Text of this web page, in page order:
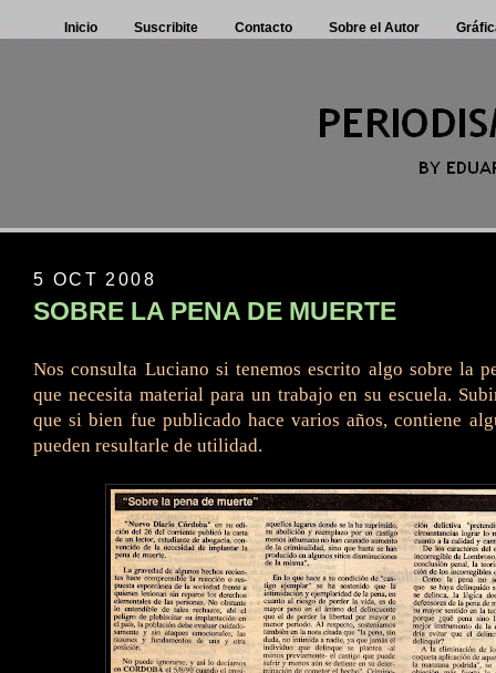
Inicio Suscribite Contacto Sobre el Autor
5 OCT 2008
SOBRE LA PENA DE MUERTE
Nos consulta Luciano si tenemos escrito algo sobre la
que necesita material para un trabajo en su escuela.
que si bien fue publicado hace varios años, contiene
pueden resultarle de utilidad.